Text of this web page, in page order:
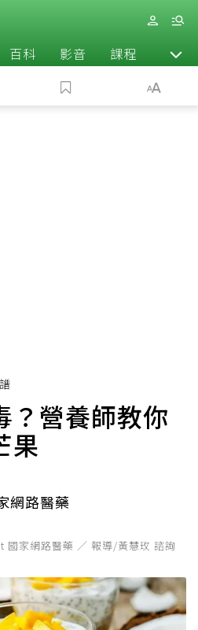
百科 影音 課程 退休
？營養師教你
果
網路醫藥
國家網路醫藥 ／ 報導/黃慧玫 諮詢